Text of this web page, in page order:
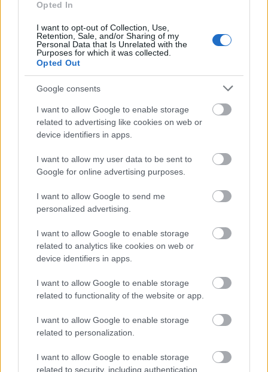
Opted In
I want to opt-out of Collection, Use,
Retention, Sale, and/or Sharing of my
Personal Data that Is Unrelated with the
Purposes for which it was collected.
Opted Out
Google consents
I want to allow Google to enable storage
related to advertising like cookies on web or
device identifiers in apps.
I want to allow my user data to be sent to
Google for online advertising purposes.
I want to allow Google to send me
personalized advertising.
I want to allow Google to enable storage
related to analytics like cookies on web or
device identifiers in apps.
I want to allow Google to enable storage
related to functionality of the website or app.
I want to allow Google to enable storage
related to personalization.
I want to allow Google to enable storage
related to security, including authentication
eredménye.
Hogy miért nem sikerült 2012 London után
ismételten az éremszerzés? Nos, remélem, egyszer
én is megkapom erre a választ. Talán még ennyi idő
után sem álltam készen a sikerre, talán túlságosan
akartam&#8230; Nem tudom.
időben? Az egyetemisták "álomvilágát" élem,
ugyanis vizsgaidőszak van. Bárcsak felébrednék
már belőle&#8230; Terapeutához járok, aki sokat
segít. (Bevallom soha nem hittem az ilyesfajta
segítségben, de most úgy éreztem muszáj
azt eszek, amit akarok, annyit amennyit akarok. Fel
is jött rám 6kg Rió óta, de tudjátok mit? Nagyon
élvezem, na nem a plusz kilókat.
mint Paralimpia előtt? Bízom benne, hogy
hamarosan, azonban túl sok még bennem a negatív
élmény. Csapongok. Néha azt érzem a vízben a
helyem, néha pedig azt, hogy uszodát sem akarok